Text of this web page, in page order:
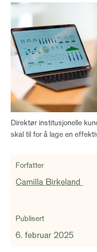
Direktør institusjonelle
skal til for å lage en
Forfatter
Camilla Birkeland
Publisert
6. februar 2025